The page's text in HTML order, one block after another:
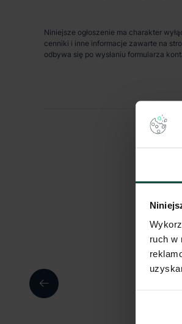
ruch w
Niniejsze ogłoszenie ma charakter
cenniki i inne informacje zawarte na
odbywa się po wysłaniu formularza